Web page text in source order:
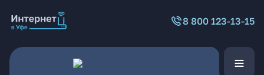
8 800 123-13-15